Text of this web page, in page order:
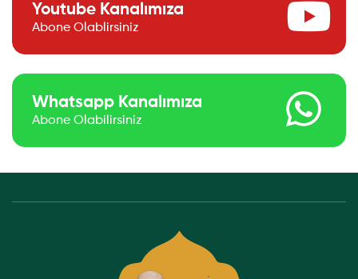
Youtube Kanalımıza
Abone Olablirsiniz
Whatsapp Kanalımıza
Abone Olabilirsiniz